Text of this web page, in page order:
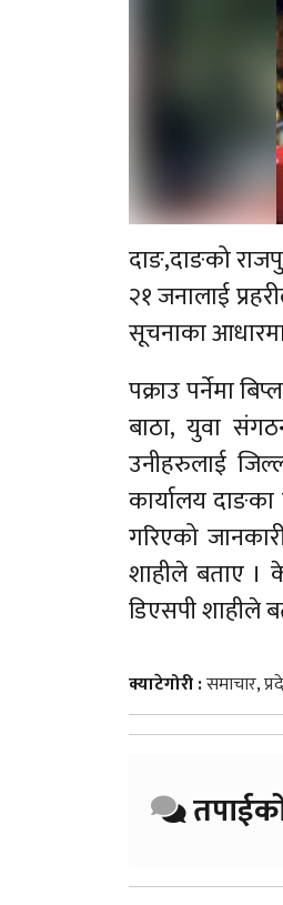
दाङ,दाङको
२१ जनालाई
सूचनाका आधारमा
पक्राउ पर्नेमा
बाठा, युवा
उनीहरुलाई
कार्यालय
गरिएको
शाहीले बताए ।
डिएसपी शाहीले
क्याटेगोरी :समाचार,
तपाईको